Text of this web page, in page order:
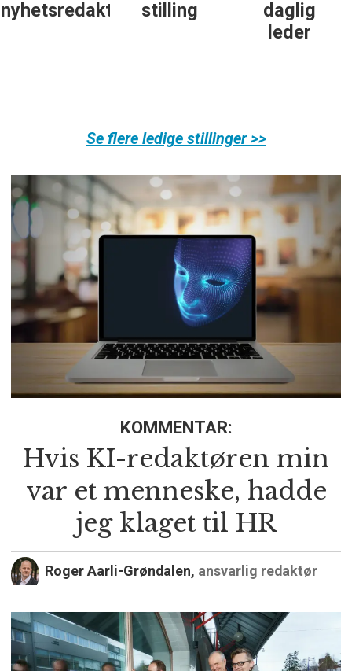
stilling
daglig
økonomi
Se flere ledige stillinger >>
KOMMENTAR:
Hvis KI-redaktøren min
var et menneske, hadde
jeg klaget til HR
Roger Aarli-Grøndalen, ansvarlig redaktør